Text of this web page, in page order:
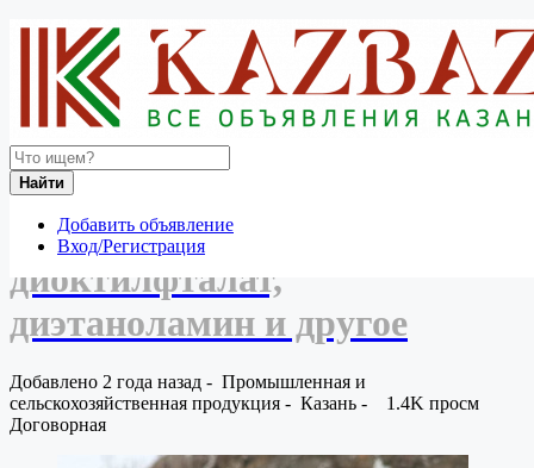
Найти
Добавить объявление
Вход/Регистрация
Россия
Промышленная и сельскохозяйственная продукция
Промышленные товары
Закупаем дибутилфталат, диоктилфталат, диэтаноламин
Вернуться к результатам
Закупаем дибутилфталат,
диоктилфталат,
диэтаноламин и другое
Добавлено 2 года назад - Промышленная и
сельскохозяйственная продукция - Казань -
1.4K просм
Договорная